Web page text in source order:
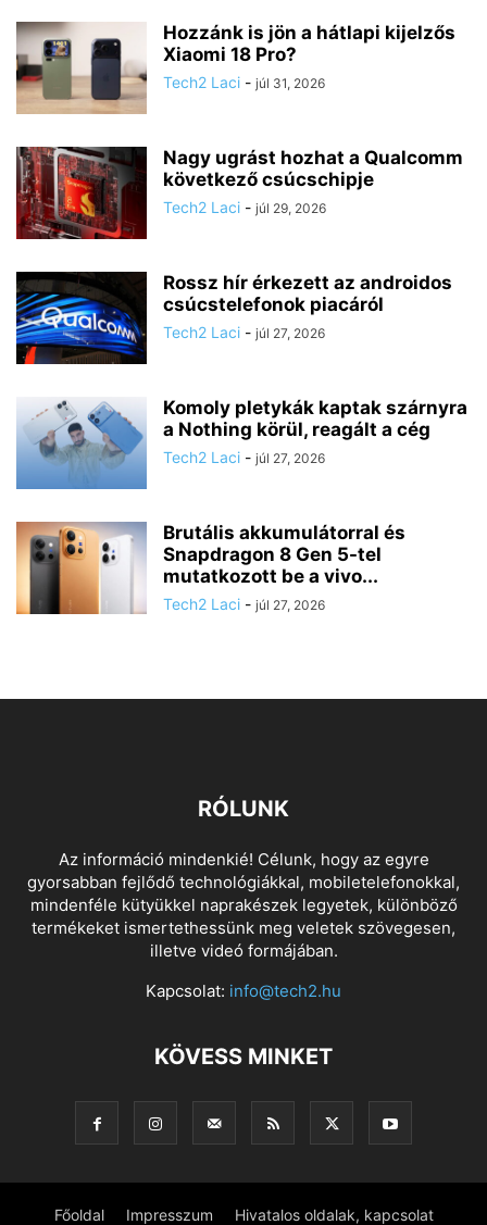
Hozzánk is jön a hátlapi kijelzős
Xiaomi 18 Pro?
Tech2 Laci - júl 31, 2026
Nagy ugrást hozhat a Qualcomm
következő csúcschipje
Tech2 Laci - júl 29, 2026
Rossz hír érkezett az androidos
csúcstelefonok piacáról
Tech2 Laci - júl 27, 2026
Komoly pletykák kaptak szárnyra
a Nothing körül, reagált a cég
Tech2 Laci - júl 27, 2026
Brutális akkumulátorral és
Snapdragon 8 Gen 5-tel
mutatkozott be a vivo...
Tech2 Laci - júl 27, 2026
RÓLUNK
Az információ mindenkié! Célunk, hogy az egyre
gyorsabban fejlődő technológiákkal, mobiletelefonokkal,
mindenféle kütyükkel naprakészek legyetek, különböző
termékeket ismertethessünk meg veletek szövegesen,
illetve videó formájában.
Kapcsolat: info@tech2.hu
KÖVESS MINKET
Főoldal Impresszum Hivatalos oldalak, kapcsolat